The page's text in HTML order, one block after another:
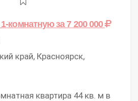
1-комнатнуюза 7 200 000
край, Красноярск,
квартира 44 кв. м в